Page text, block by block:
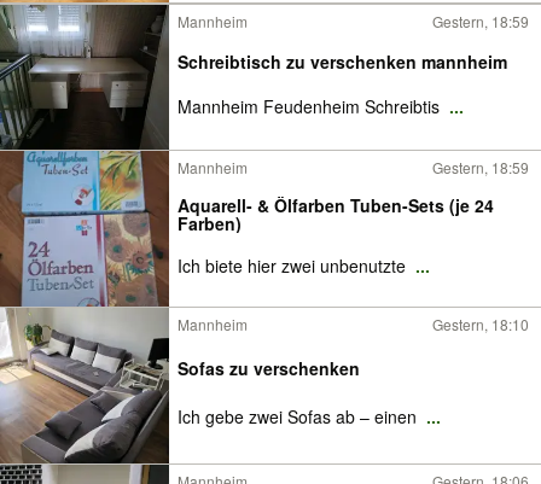
Mannheim Gestern, 18:59
Schreibtisch zu verschenken mannheim
Mannheim Feudenheim Schreibtis ...
Mannheim Gestern, 18:59
Aquarell- & Ölfarben Tuben-Sets (je 24
Farben)
Ich biete hier zwei unbenutzte ...
Mannheim Gestern, 18:10
Sofas zu verschenken
Ich gebe zwei Sofas ab – einen ...